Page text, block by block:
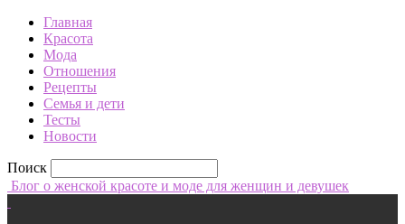
Главная
Красота
Мода
Отношения
Рецепты
Семья и дети
Тесты
Новости
Поиск
Блог о женской красоте и моде для женщин и девушек